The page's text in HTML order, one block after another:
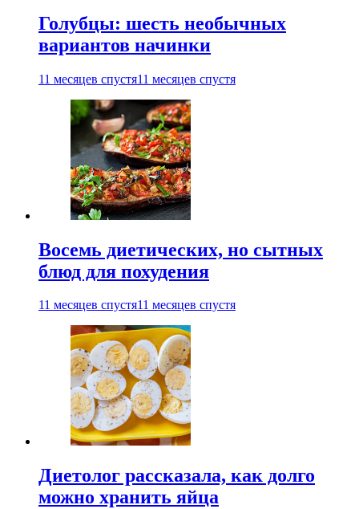
Голубцы: шесть необычных
вариантов начинки
11 месяцев спустя11 месяцев спустя
Восемь диетических, но сытных
блюд для похудения
11 месяцев спустя11 месяцев спустя
Диетолог рассказала, как долго
можно хранить яйца